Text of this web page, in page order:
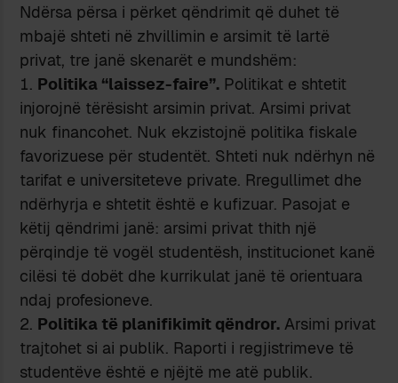
Ndërsa përsa i përket qëndrimit që duhet të
mbajë shteti në zhvillimin e arsimit të lartë
privat, tre janë skenarët e mundshëm:
Politika “laissez-faire”. Politikat e shtetit
injorojnë tërësisht arsimin privat. Arsimi privat
nuk financohet. Nuk ekzistojnë politika fiskale
favorizuese për studentët. Shteti nuk ndërhyn në
tarifat e universiteteve private. Rregullimet dhe
ndërhyrja e shtetit është e kufizuar. Pasojat e
këtij qëndrimi janë: arsimi privat thith një
përqindje të vogël studentësh, institucionet kanë
cilësi të dobët dhe kurrikulat janë të orientuara
ndaj profesioneve.
Politika të planifikimit qëndror. Arsimi privat
trajtohet si ai publik. Raporti i regjistrimeve të
studentëve është e njëjtë me atë publik.